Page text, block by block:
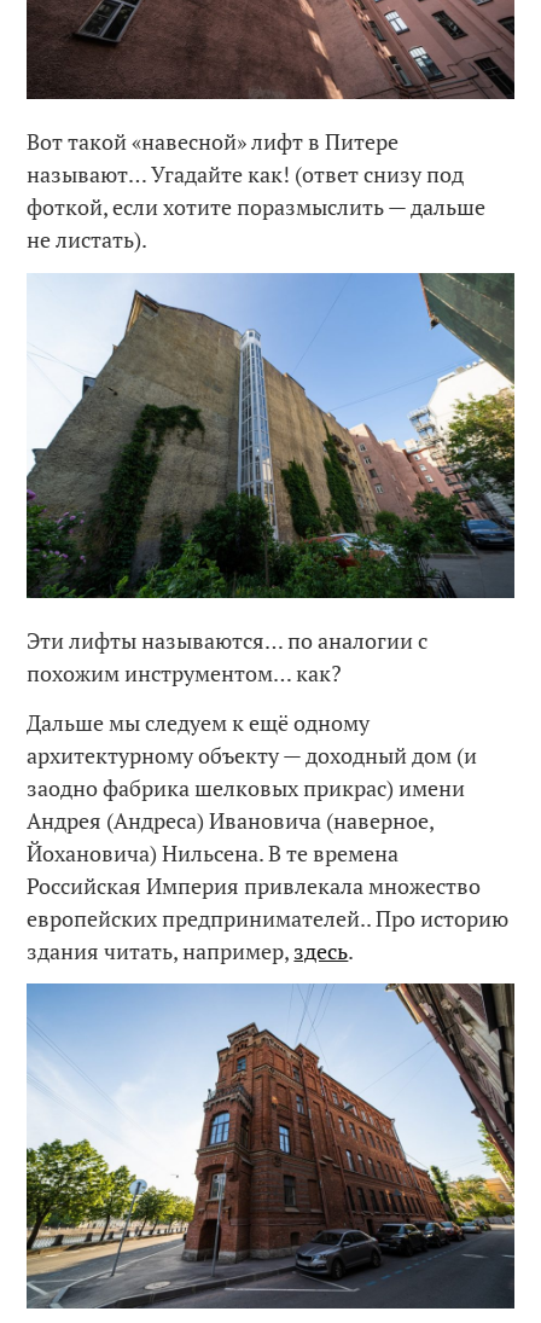
Вот такой «навесной» лифт в Питере
называют… Угадайте как! (ответ снизу под
фоткой, если хотите поразмыслить — дальше
не листать).
Эти лифты называются… по аналогии с
похожим инструментом… как?
Дальше мы следуем к ещё одному
архитектурному объекту — доходный дом (и
заодно фабрика шелковых прикрас) имени
Андрея (Андреса) Ивановича (наверное,
Йохановича) Нильсена. В те времена
Российская Империя привлекала множество
европейских предпринимателей.. Про историю
здания читать, например, здесь.